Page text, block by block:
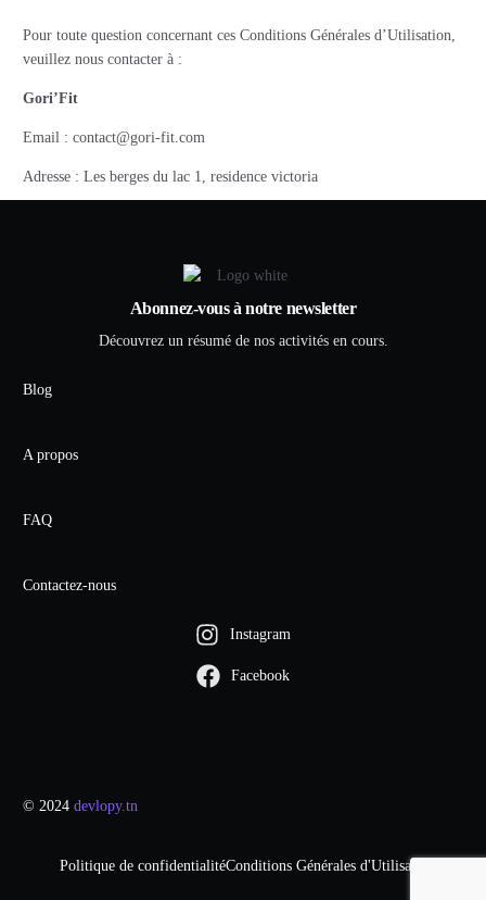
Pour toute question concernant ces Conditions Générales d’Utilisation,
veuillez nous contacter à :
Gori’Fit
Email : contact@gori-fit.com
Adresse : Les berges du lac 1, residence victoria
Abonnez-vous à notre newsletter
Découvrez un résumé de nos activités en cours.
Blog
A propos
FAQ
Contactez-nous
Instagram
Facebook
© 2024devlopy.tn
Politique de confidentialitéConditions Générales d'Utilisation
Mon Compte